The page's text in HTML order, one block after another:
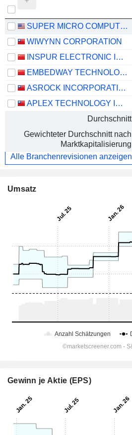
SUPER MICRO COMPUTER, INC.
WIWYNN CORPORATION
INSPUR ELECTRONIC INFORMATION INDUSTRY CO., LTD.
EMBEDWAY TECHNOLOGIES (SHANGHAI) CORPORATION
ASROCK INCORPORATION
APLEX TECHNOLOGY INC.
Durchschnitt
Gewichteter Durchschnitt nach
Marktkapitalisierung
Alle Branchenrevisionen anzeigen
Umsatz
Gewinn je Aktie (EPS)